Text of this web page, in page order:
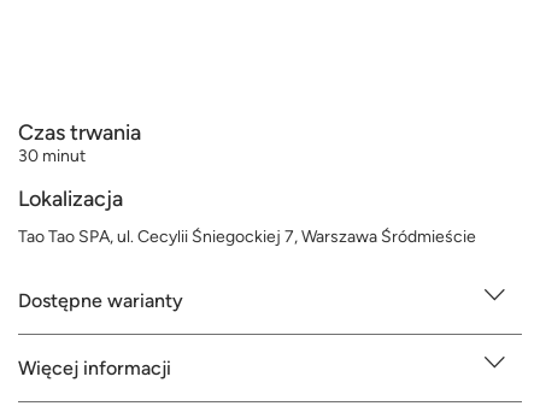
Czas trwania
30 minut
Lokalizacja
Tao Tao SPA, ul. Cecylii Śniegockiej 7, Warszawa Śródmieście
Dostępne warianty
Więcej informacji